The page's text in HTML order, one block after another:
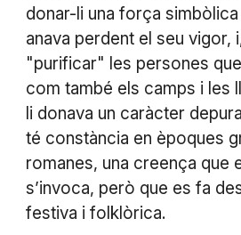
donar-li una força
anava perdent el seu vigor,
"purificar" les persones
com també els camps i les
li donava un caràcter
té constància en èpoques
romanes, una creença que
s’invoca, però que es fa
festiva i folklòrica.